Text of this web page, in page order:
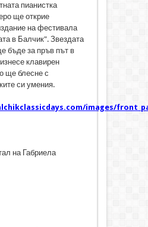
пианистка
ще открие
на фестивала
в Балчик". Звездата
бъде за пръв път в
клавирен
ще блесне с
си умения.
images/
на Габриела